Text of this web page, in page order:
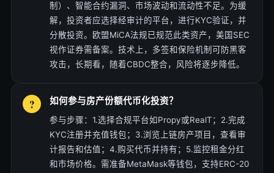
制）、智能合约漏洞、市场波动和流动性不足。为缓
解，投资者应选择经审计的平台，进行KYC验证，并
分散投资。欧盟MiCA法规已规范此类资产，美国SEC
视作证券需备案。技术上，多签和保险机制可防黑客
攻击，长期看，随着CBDC整合，风险将逐步降低。
如何参与房产份额代币化投资？
参与步骤：1.选择合规平台如Propy或RealT；2.完成
KYC注册并充值钱包；3.浏览上链房产项目，查看审
计报告和估值；4.购买代币并持有；5.监控租金分红
和市场价格。需准备MetaMask等钱包，支持ERC-20